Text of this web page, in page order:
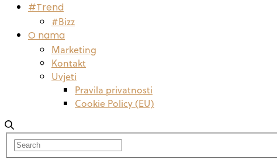
#Trend
#Bizz
O nama
Marketing
Kontakt
Uvjeti
Pravila privatnosti
Cookie Policy (EU)